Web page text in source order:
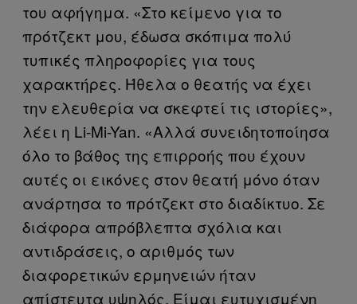
του αφήγημα. «Στο κείμενο για το
πρότζεκτ μου, έδωσα σκόπιμα πολύ
τυπικές πληροφορίες για τους
χαρακτήρες. Ήθελα ο θεατής να έχει
την ελευθερία να σκεφτεί τις ιστορίες»,
λέει η Li-Mi-Yan. «Αλλά συνειδητοποίησα
όλο το βάθος της επιρροής που έχουν
αυτές οι εικόνες στον θεατή μόνο όταν
ανάρτησα το πρότζεκτ στο διαδίκτυο. Σε
διάφορα απρόβλεπτα σχόλια και
αντιδράσεις, ο αριθμός των
διαφορετικών ερμηνειών ήταν
απίστευτα υψηλός. Είμαι ευτυχισμένη